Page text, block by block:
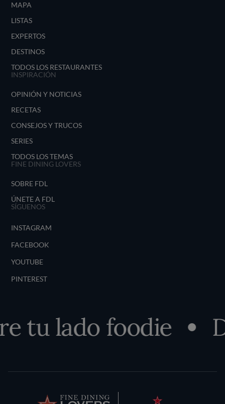
MAPA
LISTAS
EXPERTOS
DESTINOS
TODOS LOS RESTAURANTES
INSPIRACIÓN
OPINIÓN Y NOTICIAS
RECETAS
CONSEJOS Y TRUCOS
SERIES
TODOS LOS TEMAS
FINE DINING LOVERS
SOBRE FDL
ÚNETE A FDL
SÍGUENOS
INSTAGRAM
FACEBOOK
YOUTUBE
PINTEREST
tu lado foodie